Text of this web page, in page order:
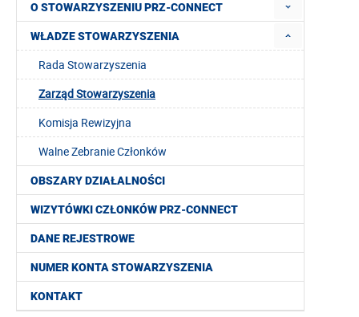
O STOWARZYSZENIU PRZ-CONNECT
WŁADZE STOWARZYSZENIA
Rada Stowarzyszenia
Zarząd Stowarzyszenia
Komisja Rewizyjna
Walne Zebranie Członków
OBSZARY DZIAŁALNOŚCI
WIZYTÓWKI CZŁONKÓW PRZ-CONNECT
DANE REJESTROWE
NUMER KONTA STOWARZYSZENIA
KONTAKT